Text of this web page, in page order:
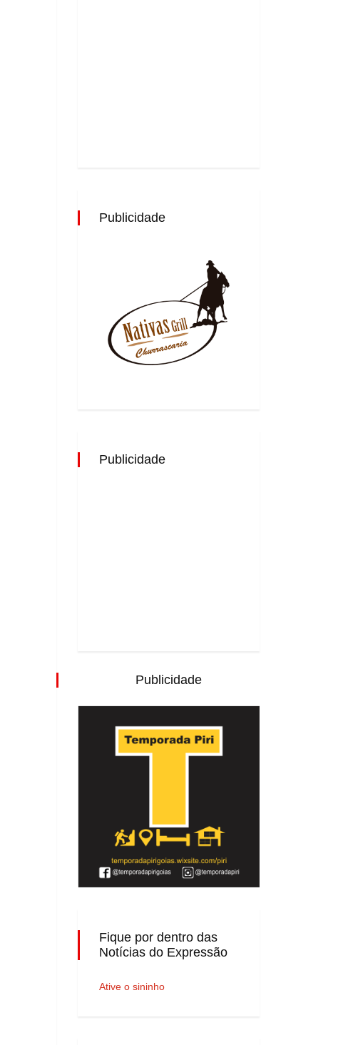
Publicidade
Publicidade
Publicidade
Fique por dentro das
Notícias do Expressão
Ative o sininho